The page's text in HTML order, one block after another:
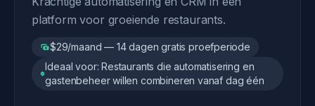
platform voor groeiende restaurants.
$29/maand — 14 dagen gratis proefperiode
Ideaal voor: Restaurants die automatisering en
gastenbeheer willen combineren vanaf dag één